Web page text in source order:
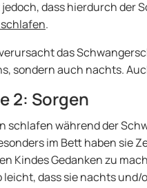
jedoch, dass hierdurch der
.
das
sondern auch nachts.
2: Sorgen
schlafen während der
im Bett haben sie
Kindes Gedanken zu
leicht, dass sie nachts